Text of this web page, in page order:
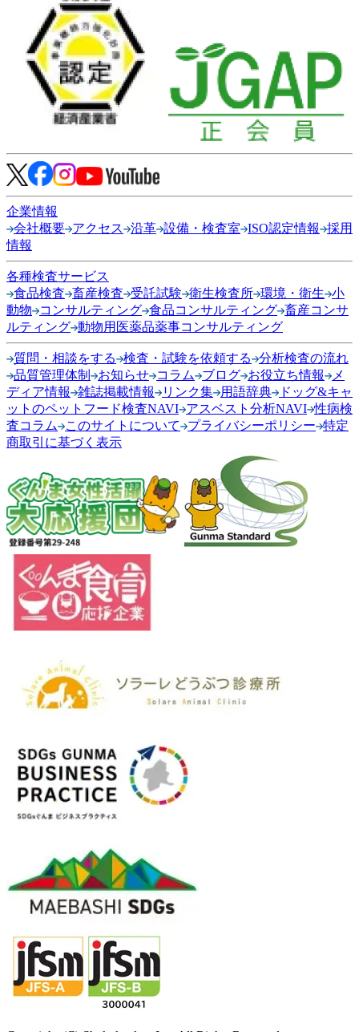
企業情報
会社概要 アクセス 沿革 設備・検査室 ISO認定情報
採用
情報
各種検査サービス
食品検査 畜産検査 受託試験 衛生検査所 環境・衛生 小
動物
コンサルティング 食品コンサルティング 畜産コンサ
ルティング 動物用医薬品薬事コンサルティング
質問・相談をする 検査・試験を依頼する
分析検査の流れ
品質管理体制
お知らせ コラム ブログ お役立ち情報
メ
ディア情報
雑誌掲載情報 リンク集 用語辞典
ドッグ&キャ
ットのペットフード検査NAVI アスベスト分析NAVI 性病検
査コラム
このサイトについて プライバシーポリシー 特定
商取引に基づく表示